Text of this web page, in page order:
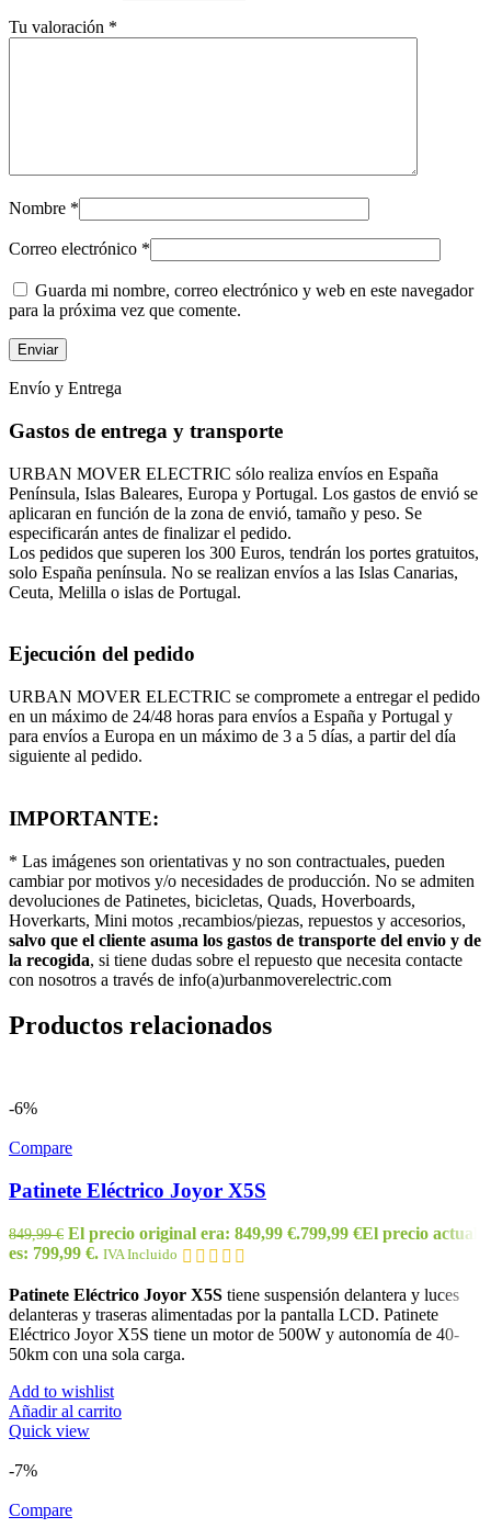
Tu valoración *
Nombre *
Correo electrónico *
Guarda mi nombre, correo electrónico y web en este navegador
para la próxima vez que comente.
Envío y Entrega
Gastos de entrega y transporte
URBAN MOVER ELECTRIC sólo realiza envíos en España
Península, Islas Baleares, Europa y Portugal. Los gastos de envió se
aplicaran en función de la zona de envió, tamaño y peso. Se
especificarán antes de finalizar el pedido.
Los pedidos que superen los 300 Euros, tendrán los portes gratuitos,
solo España península. No se realizan envíos a las Islas Canarias,
Ceuta, Melilla o islas de Portugal.
Ejecución del pedido
URBAN MOVER ELECTRIC se compromete a entregar el pedido
en un máximo de 24/48 horas para envíos a España y Portugal y
para envíos a Europa en un máximo de 3 a 5 días, a partir del día
siguiente al pedido.
IMPORTANTE:
* Las imágenes son orientativas y no son contractuales, pueden
cambiar por motivos y/o necesidades de producción. No se admiten
devoluciones de Patinetes, bicicletas, Quads, Hoverboards,
Hoverkarts, Mini motos ,recambios/piezas, repuestos y accesorios,
salvo que el cliente asuma los gastos de transporte del envio y de
la recogida, si tiene dudas sobre el repuesto que necesita contacte
con nosotros a través de info(a)urbanmoverelectric.com
Productos relacionados
-6%
Compare
Patinete Eléctrico Joyor X5S
849,99€ El precio original era: 849,99 €.799,99 €El precio actual
es: 799,99 €. IVA Incluido
Patinete Eléctrico Joyor X5S tiene suspensión delantera y luces
delanteras y traseras alimentadas por la pantalla LCD. Patinete
Eléctrico Joyor X5S tiene un motor de 500W y autonomía de 40-
50km con una sola carga.
Add to wishlist
Añadir al carrito
Quick view
-7%
Compare